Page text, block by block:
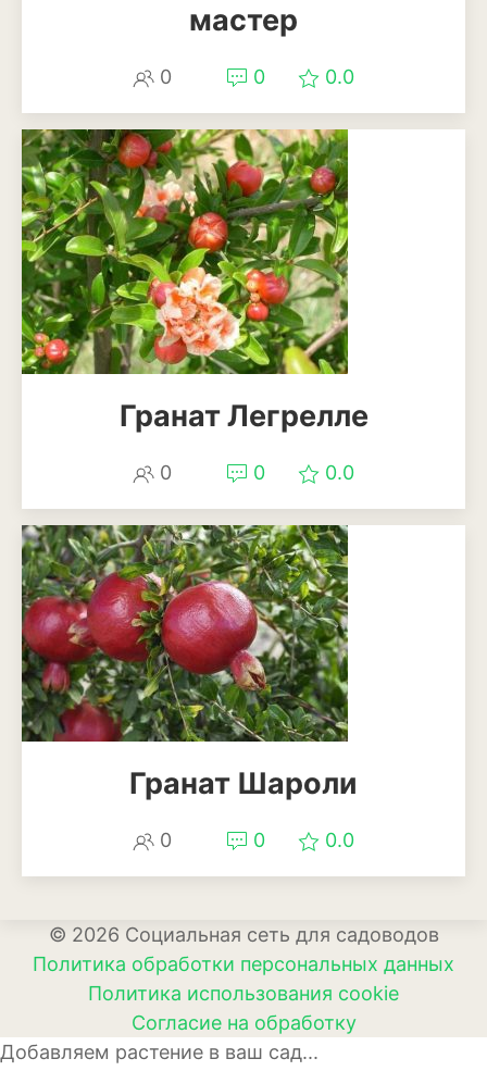
Ирга
мастер
0 0 0.0
Гранат Легрелле
0 0 0.0
Гранат Шароли
0 0 0.0
© 2026 Социальная сеть для садоводов
Политика обработки персональных данных
Политика использования cookie
Согласие на обработку
Добавляем растение в ваш сад...